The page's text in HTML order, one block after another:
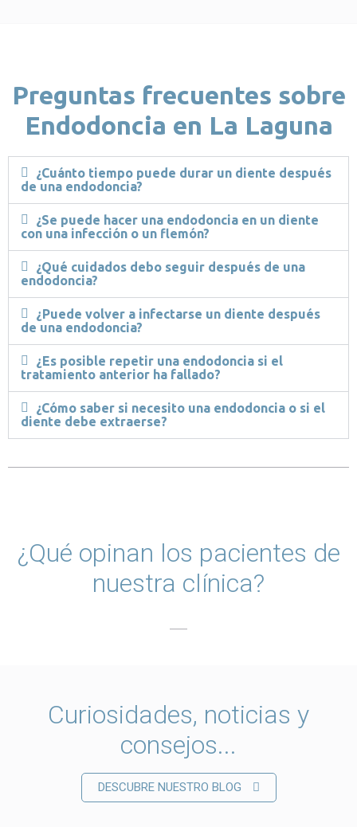
Preguntas frecuentes sobre
Endodoncia en La Laguna
¿Cuánto tiempo puede durar un diente después
de una endodoncia?
¿Se puede hacer una endodoncia en un diente
con una infección o un flemón?
¿Qué cuidados debo seguir después de una
endodoncia?
¿Puede volver a infectarse un diente después
de una endodoncia?
¿Es posible repetir una endodoncia si el
tratamiento anterior ha fallado?
¿Cómo saber si necesito una endodoncia o si el
diente debe extraerse?
¿Qué opinan los pacientes de
nuestra clínica?
Curiosidades, noticias y
consejos...
DESCUBRE NUESTRO BLOG